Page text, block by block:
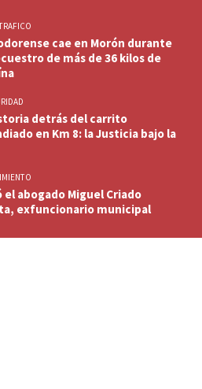
cae en Morón durante
de más de 36 kilos de
detrás del carrito
en Km 8: la Justicia bajo la
el abogado Miguel Criado
exfuncionario municipal